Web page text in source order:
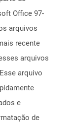
Office 97-
arquivos
recente
arquivos
arquivo
e
de